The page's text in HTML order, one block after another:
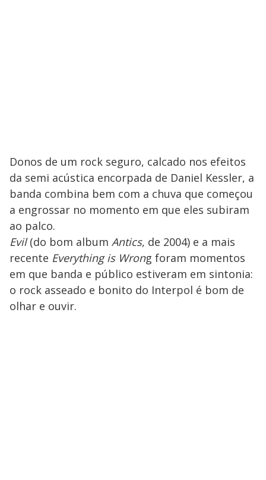
Donos de um rock seguro, calcado nos efeitos
da semi acústica encorpada de Daniel Kessler, a
banda combina bem com a chuva que começou
a engrossar no momento em que eles subiram
ao palco.
Evil(do bom album Antics, de 2004) e a mais
recente Everything is Wrong foram momentos
em que banda e público estiveram em sintonia:
o rock asseado e bonito do Interpol é bom de
olhar e ouvir.